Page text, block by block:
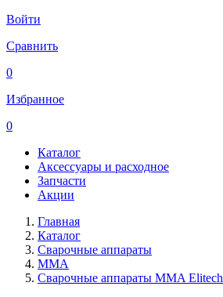
Войти
Сравнить
0
Избранное
0
Каталог
Аксессуары и расходное
Запчасти
Акции
Главная
Каталог
Сварочные аппараты
MMA
Сварочные аппараты MMA Elitech